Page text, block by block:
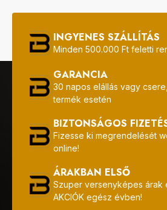
INGYENES SZÁLLÍTÁS
Minden 500.000 Ft feletti
GARANCIA
30 napos elállás vagy
termék esetén
BIZTONSÁGOS
Fizesse ki megrendelését
online!
ÁRAKBAN ELSŐ
Szuper versenyképes árak
AKCIÓK egész évben!